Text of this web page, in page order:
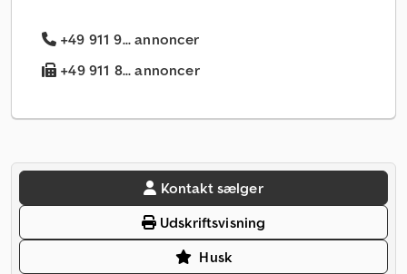
+49 911 9... annoncer
+49 911 8... annoncer
Kontakt sælger
Udskriftsvisning
Husk